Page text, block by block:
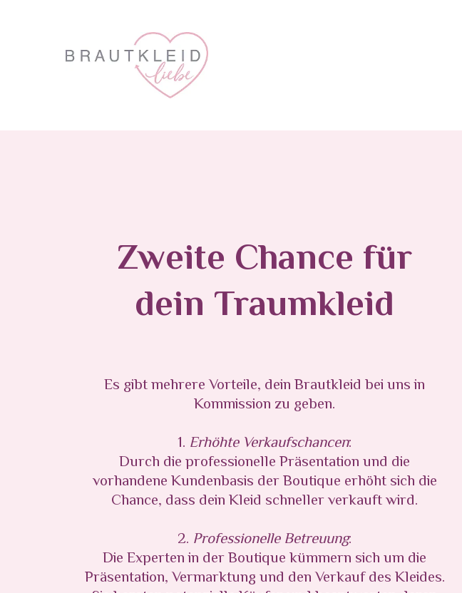
Zweite Chance für
dein Traumkleid
Es gibt mehrere Vorteile, dein Brautkleid bei uns in
Kommission zu geben.
1. Erhöhte Verkaufschancen:
Durch die professionelle Präsentation und die
vorhandene Kundenbasis der Boutique erhöht sich die
Chance, dass dein Kleid schneller verkauft wird.
2. Professionelle Betreuung:
Die Experten in der Boutique kümmern sich um die
Präsentation, Vermarktung und den Verkauf des Kleides.